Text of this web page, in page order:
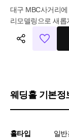
대구 MBC사거리
리모델링으로 새
웨딩홀 기본정
홀타입
일반